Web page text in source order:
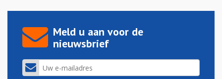
Meld u aan voor de
nieuwsbrief